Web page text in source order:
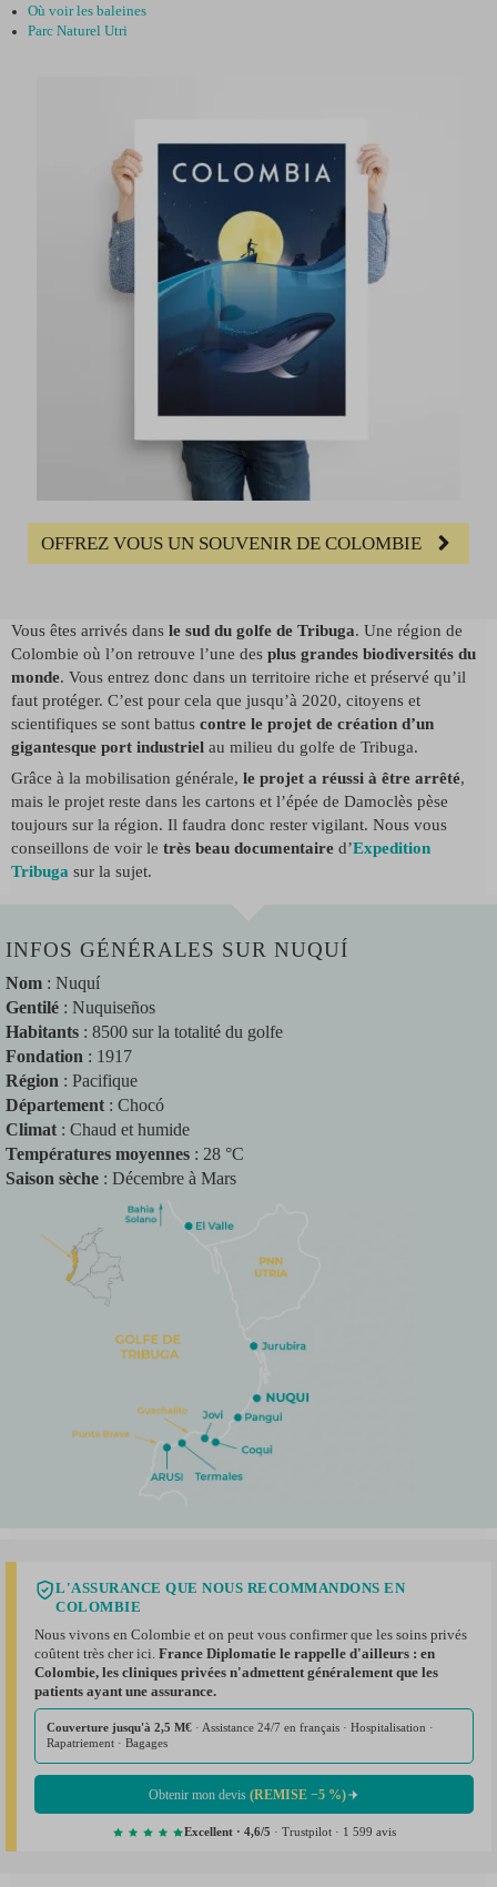
Où voir les baleines
Parc Naturel Utri
OFFREZ VOUS UN SOUVENIR DE COLOMBIE
Vous êtes arrivés dans le sud du golfe de Tribuga. Une région de
Colombie où l’on retrouve l’une des plus grandes biodiversités du
monde. Vous entrez donc dans un territoire riche et préservé qu’il
faut protéger. C’est pour cela que jusqu’à 2020, citoyens et
scientifiques se sont battus contre le projet de création d’un
gigantesque port industriel au milieu du golfe de Tribuga.
Grâce à la mobilisation générale, le projet a réussi à être arrêté,
mais le projet reste dans les cartons et l’épée de Damoclès pèse
toujours sur la région. Il faudra donc rester vigilant. Nous vous
conseillons de voir le très beau documentaire d’Expedition
Tribuga sur la sujet.
INFOS GÉNÉRALES SUR NUQUÍ
Nom : Nuquí
Gentilé : Nuquiseños
Habitants : 8500 sur la totalité du golfe
Fondation : 1917
Région : Pacifique
Département : Chocó
Climat : Chaud et humide
Températures moyennes : 28 °C
Saison sèche : Décembre à Mars
L'ASSURANCE QUE NOUS RECOMMANDONS EN
COLOMBIE
Nous vivons en Colombie et on peut vous confirmer que les soins privés
coûtent très cher ici. France Diplomatie le rappelle d'ailleurs : en
Colombie, les cliniques privées n'admettent généralement que les
patients ayant une assurance.
Couverture jusqu'à 2,5 M€ · Assistance 24/7 en français · Hospitalisation ·
Rapatriement · Bagages
Obtenir mon devis (REMISE −5 %)
Excellent · 4,6/5 · Trustpilot · 1 599 avis